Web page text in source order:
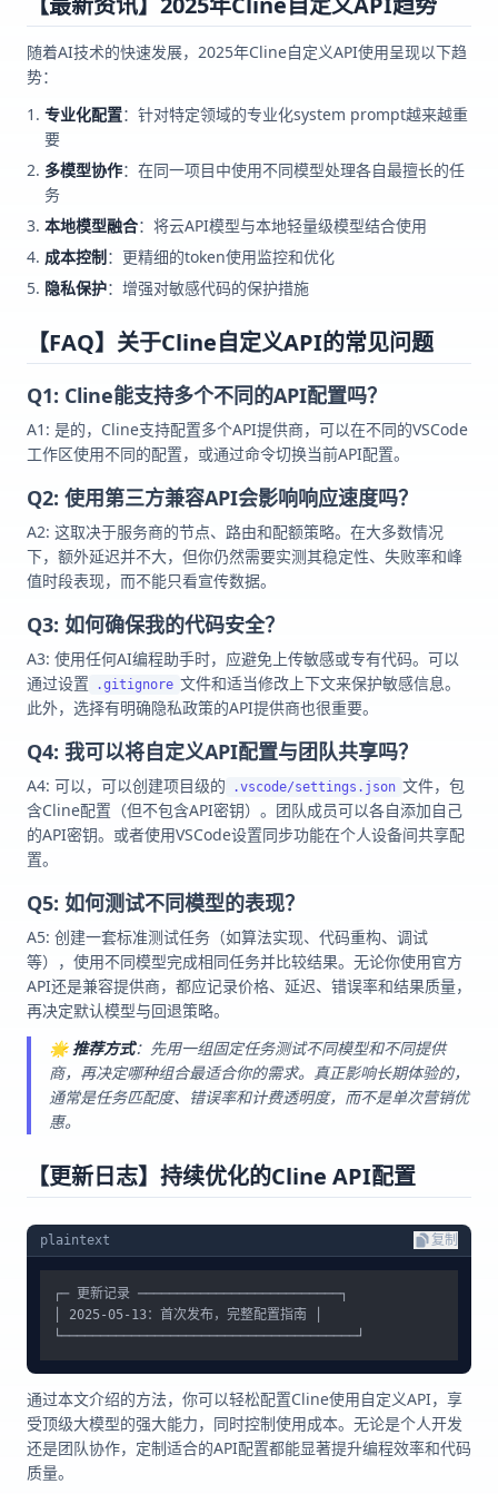
随着AI技术的快速发展，2025年Cline自定义API使用呈现以下趋
势：
专业化配置：针对特定领域的专业化system prompt越来越重
要
多模型协作：在同一项目中使用不同模型处理各自最擅长的任
务
本地模型融合：将云API模型与本地轻量级模型结合使用
成本控制：更精细的token使用监控和优化
隐私保护：增强对敏感代码的保护措施
【FAQ】关于Cline自定义API的常见问题
Q1: Cline能支持多个不同的API配置吗？
A1: 是的，Cline支持配置多个API提供商，可以在不同的VSCode
工作区使用不同的配置，或通过命令切换当前API配置。
Q2: 使用第三方兼容API会影响响应速度吗？
A2: 这取决于服务商的节点、路由和配额策略。在大多数情况
下，额外延迟并不大，但你仍然需要实测其稳定性、失败率和峰
值时段表现，而不能只看宣传数据。
Q3: 如何确保我的代码安全？
A3: 使用任何AI编程助手时，应避免上传敏感或专有代码。可以
通过设置
.gitignore 文件和适当修改上下文来保护敏感信息。
此外，选择有明确隐私政策的API提供商也很重要。
Q4: 我可以将自定义API配置与团队共享吗？
A4: 可以，可以创建项目级的 .vscode/settings.json 文件，包
含Cline配置（但不包含API密钥）。团队成员可以各自添加自己
的API密钥。或者使用VSCode设置同步功能在个人设备间共享配
置。
Q5: 如何测试不同模型的表现？
A5: 创建一套标准测试任务（如算法实现、代码重构、调试
等），使用不同模型完成相同任务并比较结果。无论你使用官方
API还是兼容提供商，都应记录价格、延迟、错误率和结果质量，
再决定默认模型与回退策略。
🌟推荐方式：先用一组固定任务测试不同模型和不同提供
商，再决定哪种组合最适合你的需求。真正影响长期体验的，
通常是任务匹配度、错误率和计费透明度，而不是单次营销优
惠。
【更新日志】持续优化的Cline API配置
plaintext 复制
┌─ 更新记录 ──────────────────────────┐
│ 2025-05-13：首次发布，完整配置指南 │
通过本文介绍的方法，你可以轻松配置Cline使用自定义API，享
受顶级大模型的强大能力，同时控制使用成本。无论是个人开发
还是团队协作，定制适合的API配置都能显著提升编程效率和代码
质量。